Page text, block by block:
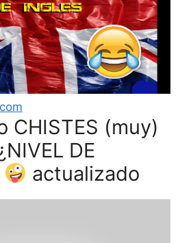
CHISTES (muy)
DE
actualizado